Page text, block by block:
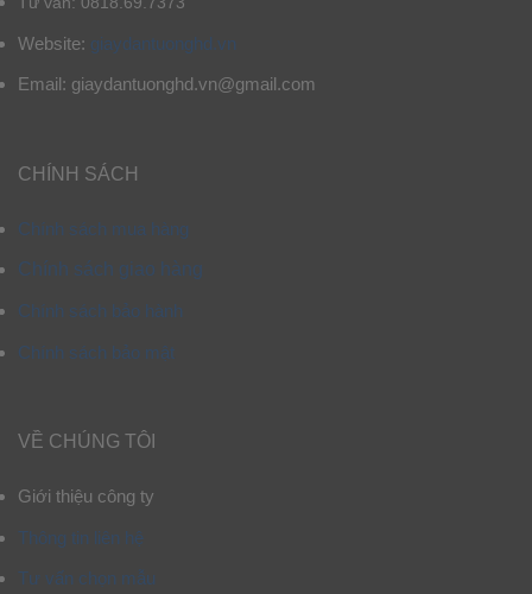
Website: giaydantuonghd.vn
Email: giaydantuonghd.vn@gmail.com
CHÍNH SÁCH
Chính sách mua hàng
Chính sách giao hàng
Chính sách bảo hành
Chính sách bảo mật
VỀ CHÚNG TÔI
Giới thiệu công ty
Thông tin liên hệ
Tư vấn chọn mẫu